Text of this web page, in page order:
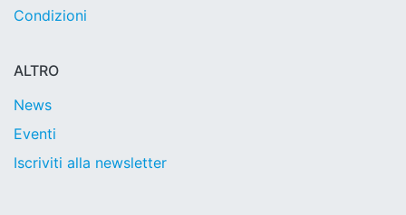
Condizioni
ALTRO
News
Eventi
Iscriviti alla newsletter